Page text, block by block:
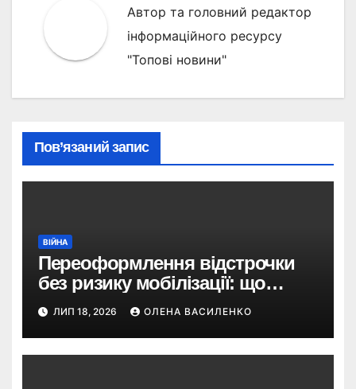
Автор та головний редактор
інформаційного ресурсу
"Топові новини"
Пов’язаний запис
ВІЙНА
Переоформлення відстрочки
без ризику мобілізації: що
змінив Кабмін і як це
використати
ЛИП 18, 2026 ОЛЕНА ВАСИЛЕНКО